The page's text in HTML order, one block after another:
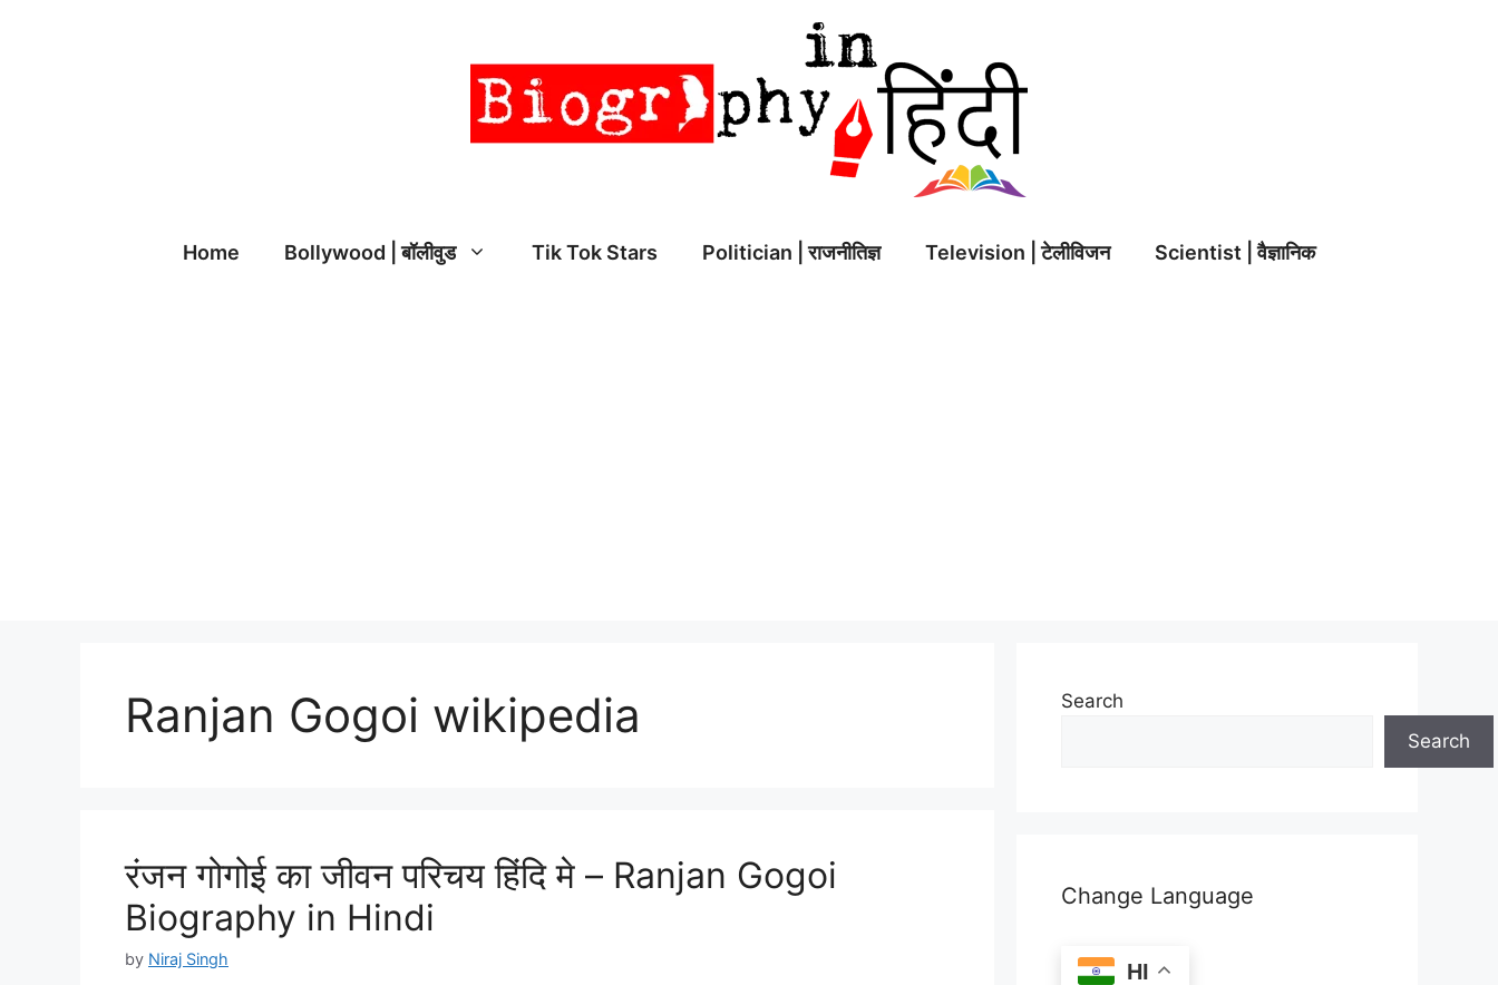
Home Bollywood | बॉलीवुड Tik Tok Stars Politician | राजनीतिज्ञ Television | टेलीविजन Scientist | वैज्ञानिक
Ranjan Gogoi wikipedia
रंजन गोगोई का जीवन परिचय हिंदि मे – Ranjan Gogoi
Biography in Hindi
by Niraj Singh
Search
Search
Change Language
HI